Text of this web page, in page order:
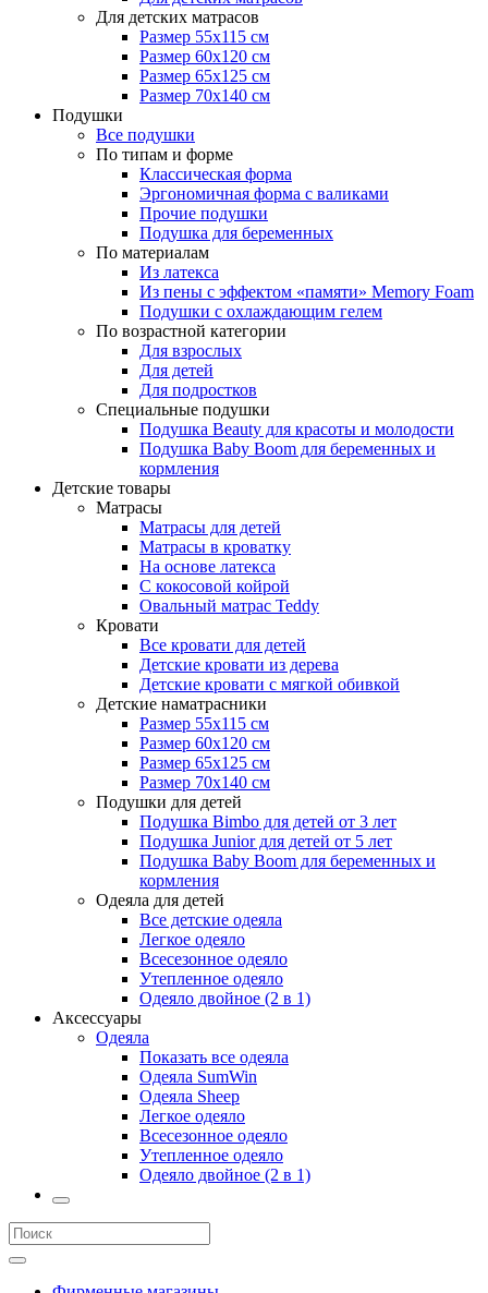
Для детских матрасов
Размер 55x115 см
Размер 60x120 см
Размер 65x125 см
Размер 70x140 см
Подушки
Все подушки
По типам и форме
Классическая форма
Эргономичная форма с валиками
Прочие подушки
Подушка для беременных
По материалам
Из латекса
Из пены с эффектом «памяти» Memory Foam
Подушки с охлаждающим гелем
По возрастной категории
Для взрослых
Для детей
Для подростков
Специальные подушки
Подушка Beauty для красоты и молодости
Подушка Baby Boom для беременных и
кормления
Детские товары
Матрасы
Матрасы для детей
Матрасы в кроватку
На основе латекса
С кокосовой койрой
Овальный матрас Teddy
Кровати
Все кровати для детей
Детские кровати из дерева
Детские кровати с мягкой обивкой
Детские наматрасники
Размер 55x115 см
Размер 60x120 см
Размер 65x125 см
Размер 70x140 см
Подушки для детей
Подушка Bimbo для детей от 3 лет
Подушка Junior для детей от 5 лет
Подушка Baby Boom для беременных и
кормления
Одеяла для детей
Все детские одеяла
Легкое одеяло
Всесезонное одеяло
Утепленное одеяло
Одеяло двойное (2 в 1)
Аксессуары
Одеяла
Показать все одеяла
Одеяла SumWin
Одеяла Sheep
Легкое одеяло
Всесезонное одеяло
Утепленное одеяло
Одеяло двойное (2 в 1)